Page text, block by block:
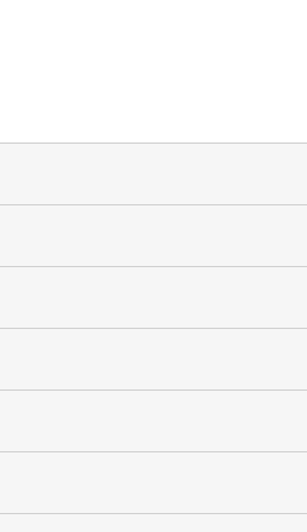
んくうタウンクリニック
貴院の特長でもある健康診断や検診につ